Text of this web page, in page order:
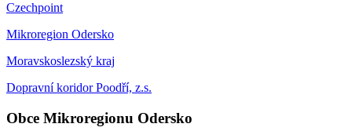
Czechpoint
Mikroregion Odersko
Moravskoslezský kraj
Dopravní koridor Poodří, z.s.
Obce Mikroregionu Odersko